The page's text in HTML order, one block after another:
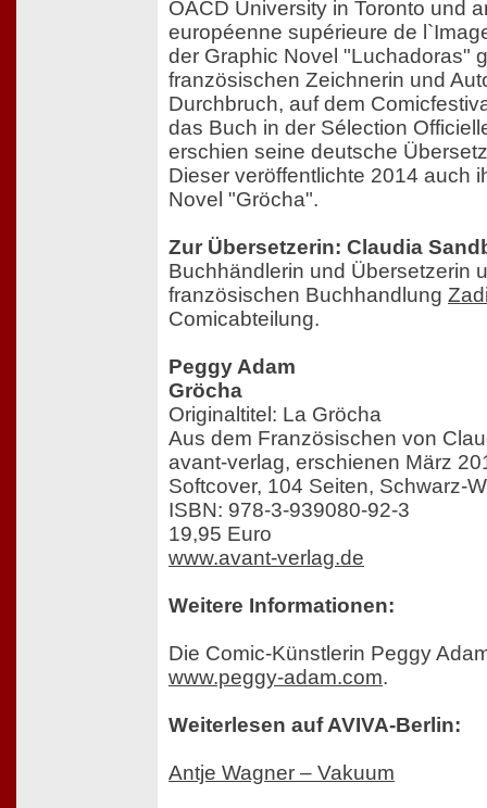
OACD University in Toronto und
européenne supérieure de
der Graphic Novel "Luchadoras"
französischen Zeichnerin und
Durchbruch, auf dem
das Buch in der Sélection
erschien seine deutsche
Dieser veröffentlichte 2014 auch
Novel "Gröcha".
Zur Übersetzerin: Claudia
Buchhändlerin und Übersetzerin
französischen Buchhandlung
Comicabteilung.
Peggy Adam
Gröcha
Originaltitel: La Gröcha
Aus dem Französischen von
avant-verlag, erschienen März
Softcover, 104 Seiten, Schwarz-
ISBN: 978-3-939080-92-3
19,95 Euro
www.avant-verlag.de
Weitere Informationen:
Die Comic-Künstlerin Peggy
www.peggy-adam.com.
Weiterlesen auf AVIVA-Berlin:
Antje Wagner – Vakuum